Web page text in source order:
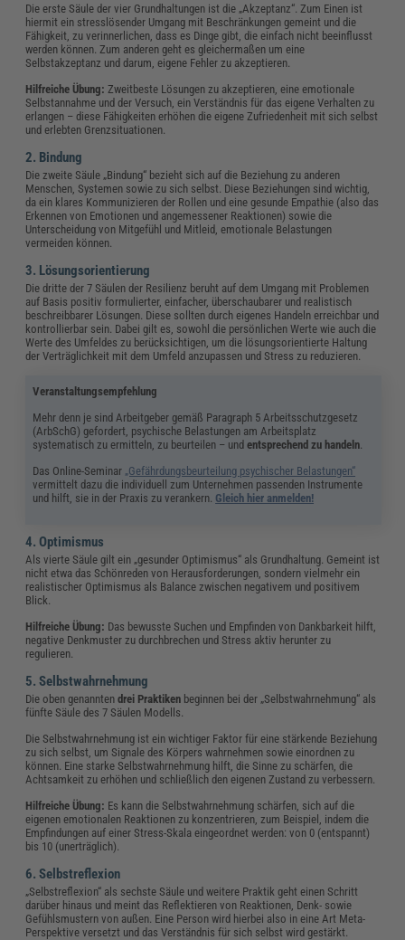
Die erste Säule der vier Grundhaltungen ist die „Akzeptanz“. Zum Einen ist
hiermit ein stresslösender Umgang mit Beschränkungen gemeint und die
Fähigkeit, zu verinnerlichen, dass es Dinge gibt, die einfach nicht beeinflusst
werden können. Zum anderen geht es gleichermaßen um eine
Selbstakzeptanz und darum, eigene Fehler zu akzeptieren.
Hilfreiche Übung:Zweitbeste Lösungen zu akzeptieren, eine emotionale
Selbstannahme und der Versuch, ein Verständnis für das eigene Verhalten zu
erlangen – diese Fähigkeiten erhöhen die eigene Zufriedenheit mit sich selbst
und erlebten Grenzsituationen.
2. Bindung
Die zweite Säule „Bindung“ bezieht sich auf die Beziehung zu anderen
Menschen, Systemen sowie zu sich selbst. Diese Beziehungen sind wichtig,
da ein klares Kommunizieren der Rollen und eine gesunde Empathie (also das
Erkennen von Emotionen und angemessener Reaktionen) sowie die
Unterscheidung von Mitgefühl und Mitleid, emotionale Belastungen
vermeiden können.
3. Lösungsorientierung
Die dritte der 7 Säulen der Resilienz beruht auf dem Umgang mit Problemen
auf Basis positiv formulierter, einfacher, überschaubarer und realistisch
beschreibbarer Lösungen. Diese sollten durch eigenes Handeln erreichbar und
kontrollierbar sein. Dabei gilt es, sowohl die persönlichen Werte wie auch die
Werte des Umfeldes zu berücksichtigen, um die lösungsorientierte Haltung
der Verträglichkeit mit dem Umfeld anzupassen und Stress zu reduzieren.
Veranstaltungsempfehlung
Mehr denn je sind Arbeitgeber gemäß Paragraph 5 Arbeitsschutzgesetz
(ArbSchG) gefordert, psychische Belastungen am Arbeitsplatz
systematisch zu ermitteln, zu beurteilen – undentsprechend zu handeln
Das Online-Seminar „Gefährdungsbeurteilung psychischer Belastungen“
vermittelt dazu die individuell zum Unternehmen passenden Instrumente
und hilft, sie in der Praxis zu verankern. Gleich hier anmelden!
4. Optimismus
Als vierte Säule gilt ein „gesunder Optimismus“ als Grundhaltung. Gemeint ist
nicht etwa das Schönreden von Herausforderungen, sondern vielmehr ein
realistischer Optimismus als Balance zwischen negativem und positivem
Blick.
Hilfreiche Übung: Das bewusste Suchen und Empfinden von Dankbarkeit hilft,
negative Denkmuster zu durchbrechen und Stress aktiv herunter zu
regulieren.
5. Selbstwahrnehmung
Die oben genanntendrei Praktiken beginnen bei der „Selbstwahrnehmung“ als
fünfte Säule des 7 Säulen Modells.
Die Selbstwahrnehmung ist ein wichtiger Faktor für eine stärkende Beziehung
zu sich selbst, um Signale des Körpers wahrnehmen sowie einordnen zu
können. Eine starke Selbstwahrnehmung hilft, die Sinne zu schärfen, die
Achtsamkeit zu erhöhen und schließlich den eigenen Zustand zu verbessern.
Hilfreiche Übung: Es kann die Selbstwahrnehmung schärfen, sich auf die
eigenen emotionalen Reaktionen zu konzentrieren, zum Beispiel, indem die
Empfindungen auf einer Stress-Skala eingeordnet werden: von 0 (entspannt)
bis 10 (unerträglich).
6. Selbstreflexion
„Selbstreflexion“ als sechste Säule und weitere Praktik geht einen Schritt
darüber hinaus und meint das Reflektieren von Reaktionen, Denk- sowie
Gefühlsmustern von außen. Eine Person wird hierbei also in eine Art Meta-
Perspektive versetzt und das Verständnis für sich selbst wird gestärkt.